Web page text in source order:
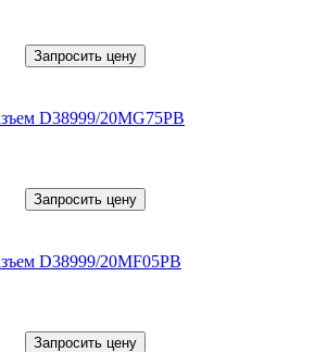
Запросить цену
D38999/20MG75PB
Запросить цену
D38999/20MF05PB
Запросить цену